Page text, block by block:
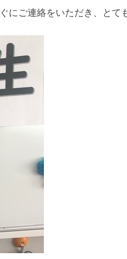
ご連絡をいただき、と